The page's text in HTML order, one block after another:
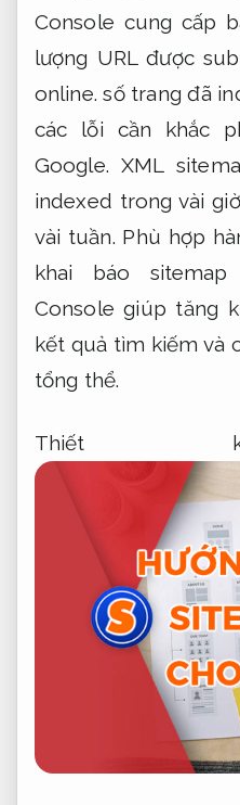
Console cung cấp
lượng URL được
online. số trang đã
các lỗi cần khắc
Google. XML
indexed trong vài
vài tuần. Phù hợp
khai báo sitemap
Console giúp tăng
kết quả tìm kiếm và
tổng thể.
Thiết